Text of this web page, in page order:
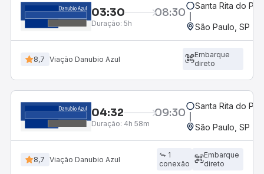
03:30 08:30
Duração: 5h
Santa Rita do
São Paulo, SP -
8,7 Viação Danubio Azul
Embarque
direto
04:32 09:30
Duração: 4h 58m
Santa Rita do
São Paulo, SP -
8,7 Viação Danubio Azul
1
conexão
Embarque
direto